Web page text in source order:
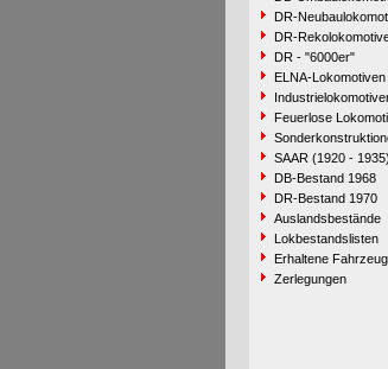
DR-
DR-
DR - "6000er"
ELNA-Lokomotiven
Feuerlose
SAAR (1920 - 1935)
DB-Bestand 1968
DR-Bestand 1970
Auslandsbestände
Lokbestandslisten
Erhaltene
Zerlegungen